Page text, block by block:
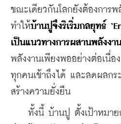
ขณะเดียวกันโลกยังต้องการ
ทำให้บ้านปูจึงริเริ่มกลยุทธ์
เป็นแนวทางการผสานพลังงา
พลังงานเพียงพออย่างต่อเนื่อ
ทุกคนเข้าถึงได้ และลดผลก
สร้างความยั่งยืน
ทั้งนี้ บ้านปู ตั้งเป้าหมายก